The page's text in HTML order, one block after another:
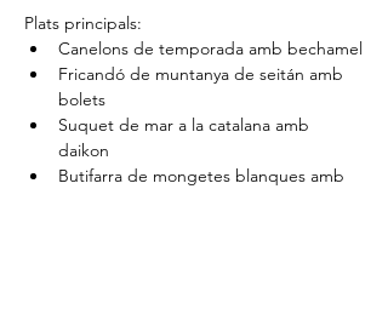
Plats principals:
Canelons de temporada amb bechamel
Fricandó de muntanya de seitán amb
bolets
Suquet de mar a la catalana amb
daikon
Butifarra de mongetes blanques amb